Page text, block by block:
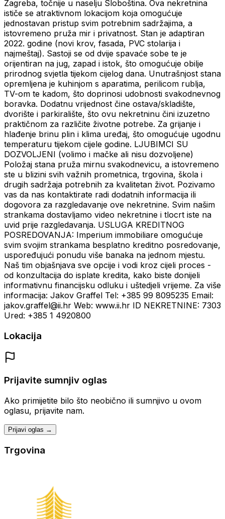
Zagreba, točnije u naselju Sloboština. Ova nekretnina
ističe se atraktivnom lokacijom koja omogućuje
jednostavan pristup svim potrebnim sadržajima, a
istovremeno pruža mir i privatnost. Stan je adaptiran
2022. godine (novi krov, fasada, PVC stolarija i
najmeštaj). Sastoji se od dvije spavaće sobe te je
orijentiran na jug, zapad i istok, što omogućuje obilje
prirodnog svjetla tijekom cijelog dana. Unutrašnjost stana
opremljena je kuhinjom s aparatima, perilicom rublja,
TV-om te kadom, što doprinosi udobnosti svakodnevnog
boravka. Dodatnu vrijednost čine ostava/skladište,
dvorište i parkiralište, što ovu nekretninu čini izuzetno
praktičnom za različite životne potrebe. Za grijanje i
hlađenje brinu plin i klima uređaj, što omogućuje ugodnu
temperaturu tijekom cijele godine. LJUBIMCI SU
DOZVOLJENI (volimo i mačke ali nisu dozvoljene)
Položaj stana pruža mirnu svakodnevicu, a istovremeno
ste u blizini svih važnih prometnica, trgovina, škola i
drugih sadržaja potrebnih za kvalitetan život. Pozivamo
vas da nas kontaktirate radi dodatnih informacija ili
dogovora za razgledavanje ove nekretnine. Svim našim
strankama dostavljamo video nekretnine i tlocrt iste na
uvid prije razgledavanja. USLUGA KREDITNOG
POSREDOVANJA: Imperium immobiliare omogućuje
svim svojim strankama besplatno kreditno posredovanje,
uspoređujući ponudu više banaka na jednom mjestu.
Naš tim objašnjava sve opcije i vodi kroz cijeli proces -
od konzultacija do isplate kredita, kako biste donijeli
informativnu financijsku odluku i uštedjeli vrijeme. Za više
informacija: Jakov Graffel Tel: +385 99 8095235 Email:
jakov.graffel@ii.hr Web: www.ii.hr ID NEKRETNINE: 7303
Ured: +385 1 4920800
Lokacija
Prijavite sumnjiv oglas
Ako primijetite bilo što neobično ili sumnjivo u ovom
oglasu, prijavite nam.
Prijavi oglas →
Trgovina